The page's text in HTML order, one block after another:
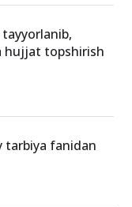
hujjat topshirish
tarbiya fanidan